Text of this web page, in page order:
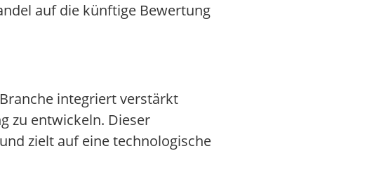
auf die künftige Bewertung
integriert verstärkt
zu entwickeln. Dieser
zielt auf eine technologische